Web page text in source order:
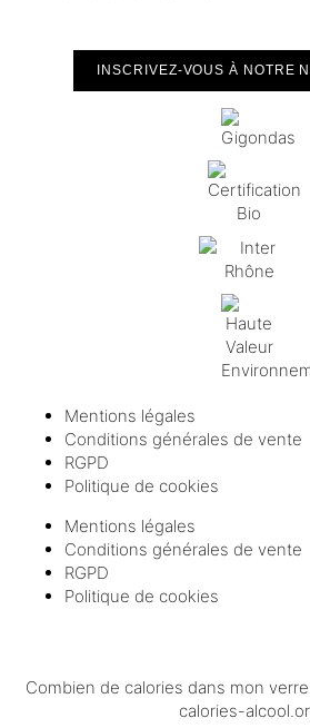
INSCRIVEZ-VOUS À NOTRE
Mentions légales
Conditions générales de vente
RGPD
Politique de cookies
Mentions légales
Conditions générales de vente
RGPD
Politique de cookies
Combien de calories dans mon verre
calories-